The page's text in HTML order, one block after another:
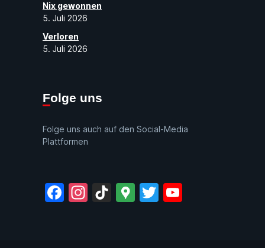
Nix gewonnen
5. Juli 2026
Verloren
5. Juli 2026
Folge uns
Folge uns auch auf den Social-Media
Plattformen
Facebook
Instagram
TikTok
GoogleTwitter